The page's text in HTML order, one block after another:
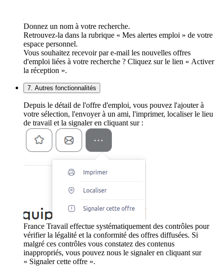
Donnez un nom à votre recherche.
Retrouvez-la dans la rubrique « Mes alertes emploi » de votre
espace personnel.
Vous souhaitez recevoir par e-mail les nouvelles offres
d'emploi liées à votre recherche ? Cliquez sur le lien « Activer
la réception ».
7. Autres fonctionnalités
Depuis le détail de l'offre d'emploi, vous pouvez l'ajouter à
votre sélection, l'envoyer à un ami, l'imprimer, localiser le lieu
de travail et la signaler en cliquant sur :
France Travail effectue systématiquement des contrôles pour
vérifier la légalité et la conformité des offres diffusées. Si
malgré ces contrôles vous constatez des contenus
inappropriés, vous pouvez nous le signaler en cliquant sur
« Signaler cette offre ».